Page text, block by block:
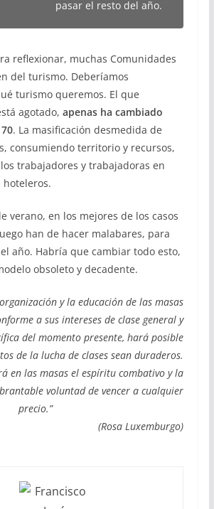
pasar el resto del año.
reflexionar, muchas Comunidades
del turismo. Deberíamos
turismo queremos. El que
agotado, apenas ha cambiado
. La masificación desmedida de
consumiendo territorio y recursos,
trabajadores y trabajadoras en
hoteleros.
verano, en los mejores de los casos
han de hacer malabares, para
año. Habría que cambiar todo esto,
obsoleto y decadente.
y la educación de las masas
a sus intereses de clase general y
del momento presente, hará posible
de la lucha de clases sean duraderos.
en las masas el espíritu combativo y la
voluntad de vencer a cualquier
precio.”
(Rosa Luxemburgo)